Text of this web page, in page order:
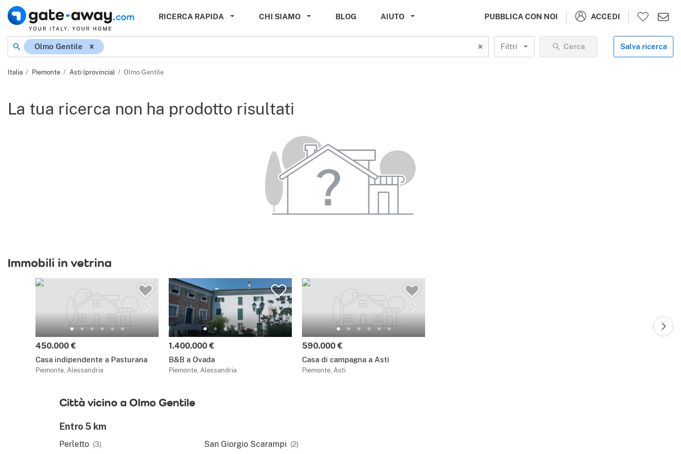
RICERCA RAPIDA CHI SIAMO BLOG AIUTO PUBBLICA CON NOI ACCEDI
Olmo Gentile Filtri Cerca Salva ricerca
Italia Piemonte Asti (provincia) Olmo Gentile
La tua ricerca non ha prodotto risultati
Immobili in vetrina
450.000 €
Casa indipendente a Pasturana
Piemonte, Alessandria
1.400.000 €
B&B a Ovada
Piemonte, Alessandria
590.000 €
Casa di campagna a Asti
Piemonte, Asti
Città vicino a Olmo Gentile
Entro 5 km
Perletto (3) San Giorgio Scarampi (2)